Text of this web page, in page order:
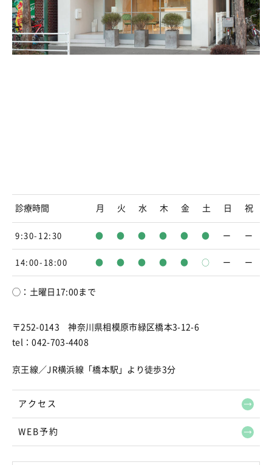
診療時間 月 火 水 木 金 土 日 祝
9:30-12:30 ● ● ● ● ● ● ー ー
14:00-18:00 ● ● ● ● ● ○ ー ー
◯：土曜日17:00まで
〒252-0143 神奈川県相模原市緑区橋本3-12-6
tel：042-703-4408
京王線／JR横浜線「橋本駅」より徒歩3分
アクセス
WEB予約